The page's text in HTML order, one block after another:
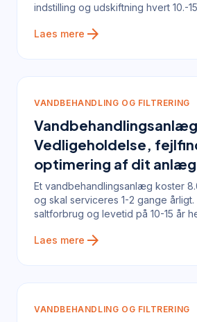
indstilling og udskiftning hvert 10.-
Laes mere arrow_forward
VANDBEHANDLING OG FILTRERING
Vedligeholdelse,
optimering af dit anlæg
Et vandbehandlingsanlæg koster
og skal serviceres 1-2 gange årligt.
saltforbrug og levetid på 10-15 år
Laes mere arrow_forward
VANDBEHANDLING OG FILTRERING